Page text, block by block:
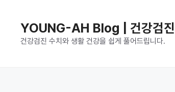
YOUNG-AH Blog | 건강검진
건강검진 수치와 생활 건강을 쉽게 풀어드립니다.